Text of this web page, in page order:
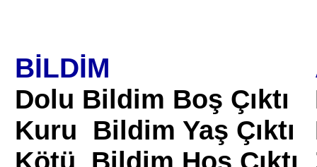
BİLDİM
Dolu Bildim Boş Çıktı
Kuru Bildim Yaş Çıktı